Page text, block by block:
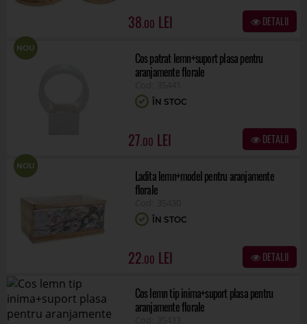
38.00 DETALII
NOU
Cos patrat lemn+suport plasa pentru
aranjamente florale
ÎN STOC
27.00 DETALII
NOU
Ladita lemn+model pentru aranjamente
florale
ÎN STOC
22.00 DETALII
Cos lemn tip inima+suport plasa pentru
aranjamente florale